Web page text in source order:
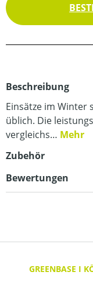
Beschreibung
Einsätze im
üblich. Die
vergleichs… Mehr
Zubehör
Bewertungen
GREENBASE I